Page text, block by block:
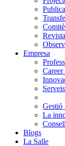
Empresa
Career
Gestió
La
Blogs
La Salle